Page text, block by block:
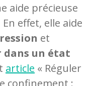
aide précieuse
effet, elle aide
et
un état
article « Réguler